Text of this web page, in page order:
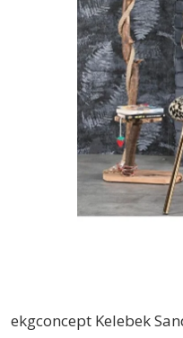
ekgconcept Kelebek